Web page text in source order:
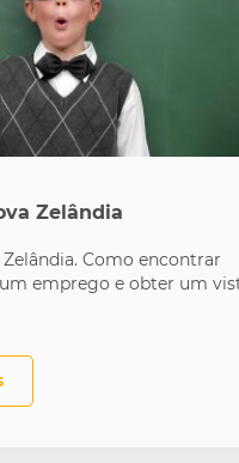
Zelândia
Como encontrar
emprego e obter um